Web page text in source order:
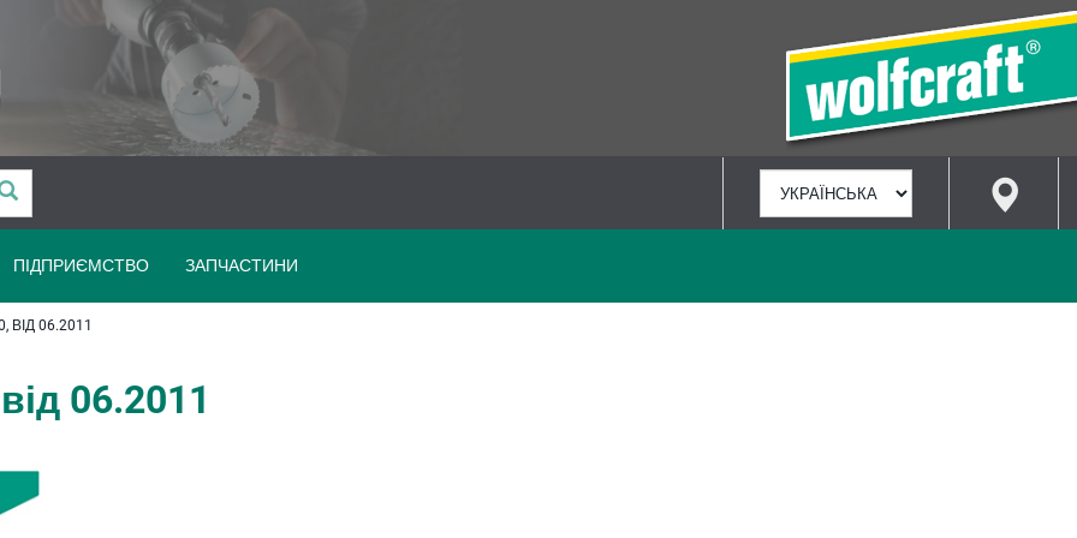
ВИБРАТИ
МОВУ
ПІДПРИЄМСТВО ЗАПЧАСТИНИ
06.2011
06.2011